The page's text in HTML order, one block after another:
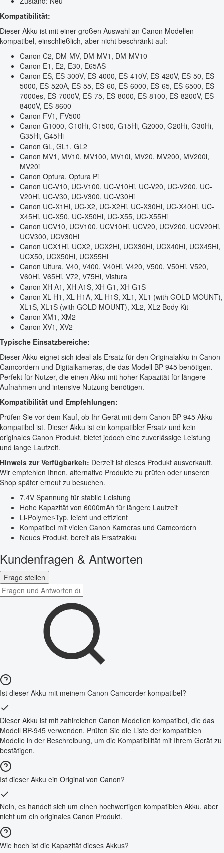
Kompatibilität:
Dieser Akku ist mit einer großen Auswahl an Canon Modellen
kompatibel, einschließlich, aber nicht beschränkt auf:
Canon C2, DM-MV, DM-MV1, DM-MV10
Canon E1, E2, E30, E65AS
Canon ES, ES-300V, ES-4000, ES-410V, ES-420V, ES-50, ES-
5000, ES-520A, ES-55, ES-60, ES-6000, ES-65, ES-6500, ES-
7000es, ES-7000V, ES-75, ES-8000, ES-8100, ES-8200V, ES-
8400V, ES-8600
Canon FV1, FV500
Canon G1000, G10Hi, G1500, G15Hi, G2000, G20Hi, G30Hi,
G35Hi, G45Hi
Canon GL, GL1, GL2
Canon MV1, MV10, MV100, MV10i, MV20, MV200, MV200i,
MV20i
Canon Optura, Optura Pi
Canon UC-V10, UC-V100, UC-V10Hi, UC-V20, UC-V200, UC-
V20Hi, UC-V30, UC-V300, UC-V30Hi
Canon UC-X1Hi, UC-X2, UC-X2Hi, UC-X30Hi, UC-X40Hi, UC-
X45Hi, UC-X50, UC-X50Hi, UC-X55, UC-X55Hi
Canon UCV10, UCV100, UCV10Hi, UCV20, UCV200, UCV20Hi,
UCV300, UCV30Hi
Canon UCX1Hi, UCX2, UCX2Hi, UCX30Hi, UCX40Hi, UCX45Hi,
UCX50, UCX50Hi, UCX55Hi
Canon Ultura, V40, V400, V40Hi, V420, V500, V50Hi, V520,
V60Hi, V65Hi, V72, V75Hi, Vistura
Canon XH A1, XH A1S, XH G1, XH G1S
Canon XL H1, XL H1A, XL H1S, XL1, XL1 (with GOLD MOUNT),
XL1S, XL1S (with GOLD MOUNT), XL2, XL2 Body Kit
Canon XM1, XM2
Canon XV1, XV2
Typische Einsatzbereiche:
Dieser Akku eignet sich ideal als Ersatz für den Originalakku in Canon
Camcordern und Digitalkameras, die das Modell BP-945 benötigen.
Perfekt für Nutzer, die einen Akku mit hoher Kapazität für längere
Aufnahmen und intensive Nutzung benötigen.
Kompatibilität und Empfehlungen:
Prüfen Sie vor dem Kauf, ob Ihr Gerät mit dem Canon BP-945 Akku
kompatibel ist. Dieser Akku ist ein kompatibler Ersatz und kein
originales Canon Produkt, bietet jedoch eine zuverlässige Leistung
und lange Laufzeit.
Hinweis zur Verfügbarkeit: Derzeit ist dieses Produkt ausverkauft.
Wir empfehlen Ihnen, alternative Produkte zu prüfen oder unseren
Shop später erneut zu besuchen.
7,4V Spannung für stabile Leistung
Hohe Kapazität von 6000mAh für längere Laufzeit
Li-Polymer-Typ, leicht und effizient
Kompatibel mit vielen Canon Kameras und Camcordern
Neues Produkt, bereit als Ersatzakku
Kundenfragen & Antworten
Frage stellen
Ist dieser Akku mit meinem Canon Camcorder kompatibel?
Dieser Akku ist mit zahlreichen Canon Modellen kompatibel, die das
Modell BP-945 verwenden. Prüfen Sie die Liste der kompatiblen
Modelle in der Beschreibung, um die Kompatibilität mit Ihrem Gerät zu
bestätigen.
Ist dieser Akku ein Original von Canon?
Nein, es handelt sich um einen hochwertigen kompatiblen Akku, aber
nicht um ein originales Canon Produkt.
Wie hoch ist die Kapazität dieses Akkus?